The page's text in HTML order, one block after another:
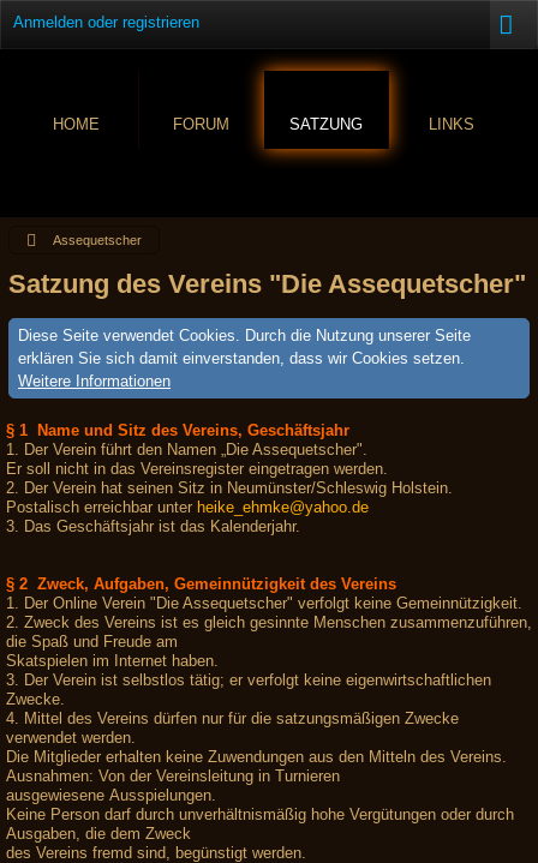
Anmelden oder registrieren
HOME FORUM SATZUNG LINKS
Assequetscher
Satzung des Vereins "Die Assequetscher"
Diese Seite verwendet Cookies. Durch die Nutzung unserer Seite
erklären Sie sich damit einverstanden, dass wir Cookies setzen.
Weitere Informationen
§ 1 Name und Sitz des Vereins, Geschäftsjahr
1. Der Verein führt den Namen „Die Assequetscher".
Er soll nicht in das Vereinsregister eingetragen werden.
2. Der Verein hat seinen Sitz in Neumünster/Schleswig Holstein.
Postalisch erreichbar unter heike_ehmke@yahoo.de
3. Das Geschäftsjahr ist das Kalenderjahr.
§ 2 Zweck, Aufgaben, Gemeinnützigkeit des Vereins
1. Der Online Verein "Die Assequetscher" verfolgt keine Gemeinnützigkeit.
2. Zweck des Vereins ist es gleich gesinnte Menschen zusammenzuführen,
die Spaß und Freude am
Skatspielen im Internet haben.
3. Der Verein ist selbstlos tätig; er verfolgt keine eigenwirtschaftlichen
Zwecke.
4. Mittel des Vereins dürfen nur für die satzungsmäßigen Zwecke
verwendet werden.
Die Mitglieder erhalten keine Zuwendungen aus den Mitteln des Vereins.
Ausnahmen: Von der Vereinsleitung in Turnieren
ausgewiesene Ausspielungen.
Keine Person darf durch unverhältnismäßig hohe Vergütungen oder durch
Ausgaben, die dem Zweck
des Vereins fremd sind, begünstigt werden.